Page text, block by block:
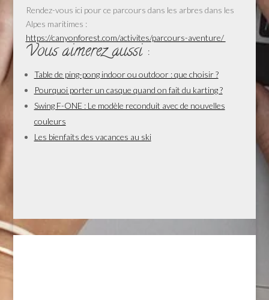
Rendez-vous ici pour ce parcours dans les arbres dans les
Alpes maritimes :
https://canyonforest.com/activites/parcours-aventure/
Vous aimerez aussi :
Table de ping-pong indoor ou outdoor : que choisir ?
Pourquoi porter un casque quand on fait du karting ?
Swing F-ONE : Le modèle reconduit avec de nouvelles
couleurs
Les bienfaits des vacances au ski